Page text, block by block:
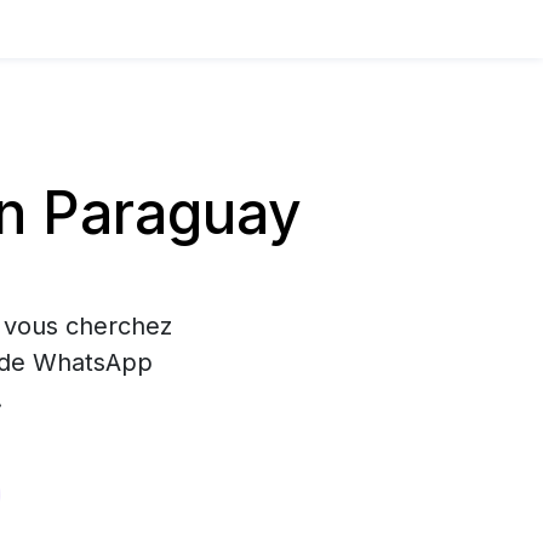
Paraguay
cherchez
WhatsApp